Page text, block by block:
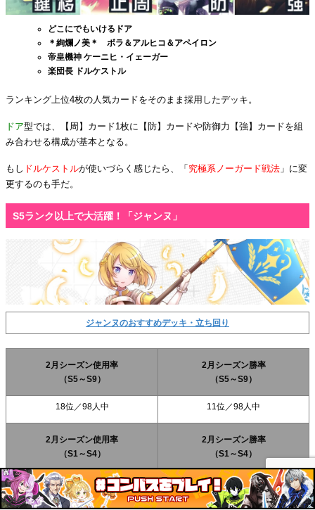
どこにでもいけるドア
＊絢爛ノ美＊ ボラ＆アルヒコ＆アペイロン
帝皇機神 ケーニヒ・イェーガー
楽団長 ドルケストル
ランキング上位4枚の人気カードをそのまま採用したデッキ。
ドア型では、【周】カード1枚に【防】カードや防御力【強】カードを組
み合わせる構成が基本となる。
もし ドルケストルが使いづらく感じたら、「 究極系ノーガード戦法 」に変
更するのも手だ。
S5ランク以上で大活躍！「ジャンヌ」
ジャンヌのおすすめデッキ・立ち回り
2月シーズン使用率
（S5～S9）
2月シーズン勝率
（S5～S9）
18位 ／98人中 11位 ／98人中
2月シーズン使用率
（S1～S4）
2月シーズン勝率
（S1～S4）
58位／98人中 83位／98人中